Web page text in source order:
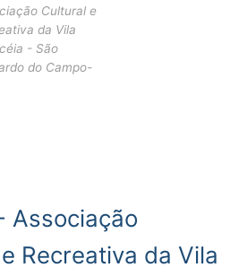
Cultural e
da Vila
- São
do Campo-
Associação
Recreativa da Vila